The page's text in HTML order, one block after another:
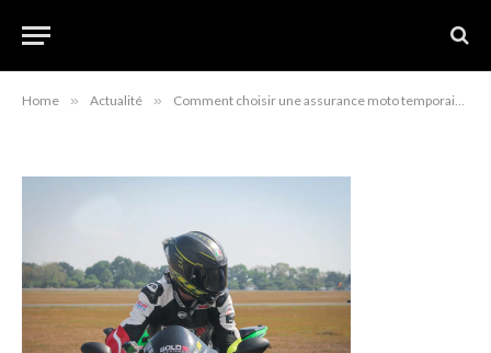
Home » Actualité » Comment choisir une assurance moto temporaire ?
assurance moto